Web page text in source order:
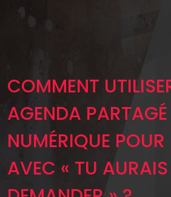
COMMENT
AGENDA PARTAGÉ
NUMÉRIQUE POUR
AVEC « TU